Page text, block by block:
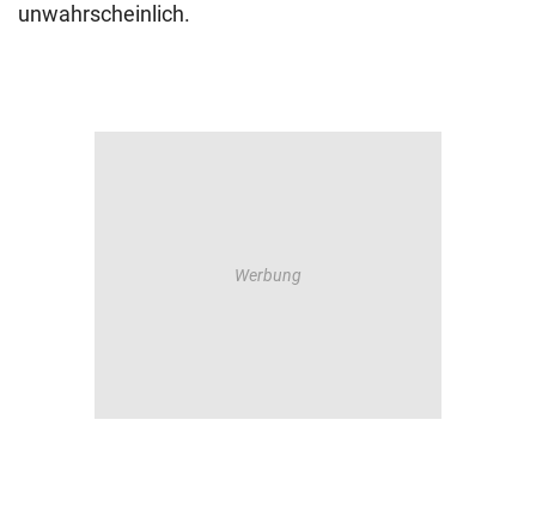
unwahrscheinlich.